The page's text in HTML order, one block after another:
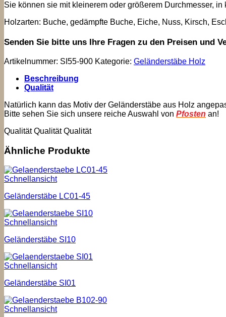
Sie können sie mit kleinerem oder größerem Durchmesser,
Holzarten: Buche, gedämpfte Buche, Eiche, Nuss, Kirsch,
Senden Sie bitte uns Ihre Fragen zu den Preisen und
Artikelnummer: SI55-900 Kategorie: Geländerstäbe Holz
Beschreibung
Qualität
Natürlich kann das Motiv der Geländerstäbe aus Holz
Bitte sehen Sie sich unsere reiche Auswahl von Pfosten an!
Qualität Qualität Qualität
Ähnliche Produkte
Schnellansicht
Geländerstäbe LC01-45
Schnellansicht
Geländerstäbe SI10
Schnellansicht
Geländerstäbe SI01
Schnellansicht